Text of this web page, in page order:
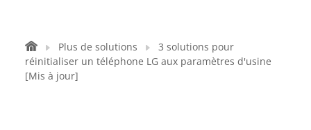
Plus de solutions
3 solutions pour
réinitialiser un téléphone LG aux paramètres d'usine
[Mis à jour]